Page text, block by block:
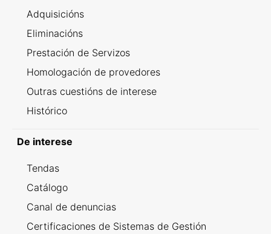
Adquisicións
Eliminacións
Prestación de Servizos
Homologación de provedores
Outras cuestións de interese
Histórico
De interese
Tendas
Catálogo
Canal de denuncias
Certificaciones de Sistemas de Gestión